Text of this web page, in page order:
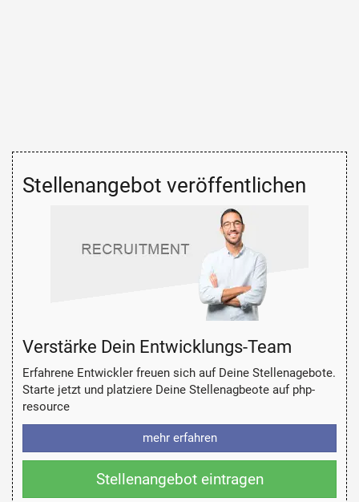
Stellenangebot veröffentlichen
Verstärke Dein Entwicklungs-Team
Erfahrene Entwickler freuen sich auf Deine Stellenagebote.
Starte jetzt und platziere Deine Stellenagbeote auf php-
resource
mehr erfahren
Stellenangebot eintragen